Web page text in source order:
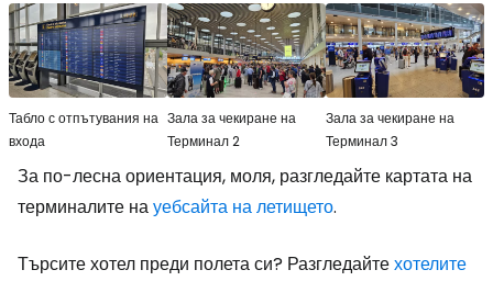
Табло с отпътувания на
входа
Зала за чекиране на
Терминал 2
Зала за чекиране на
Терминал 3
За по-лесна ориентация, моля, разгледайте картата на
терминалите науебсайта на летището.
Търсите хотел преди полета си? Разгледайтехотелите